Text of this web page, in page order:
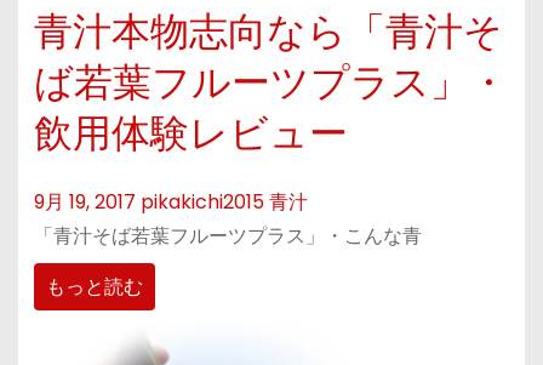
青汁本物志向なら「青汁そ
ば若葉フルーツプラス」・
飲用体験レビュー
9月 19, 2017 pikakichi2015青汁
「青汁そば若葉フルーツプラス」・こんな青
もっと読む